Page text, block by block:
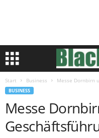
Start Business Messe Dornbirn
BUSINESS
Messe